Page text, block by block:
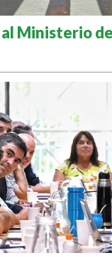
Ministerio